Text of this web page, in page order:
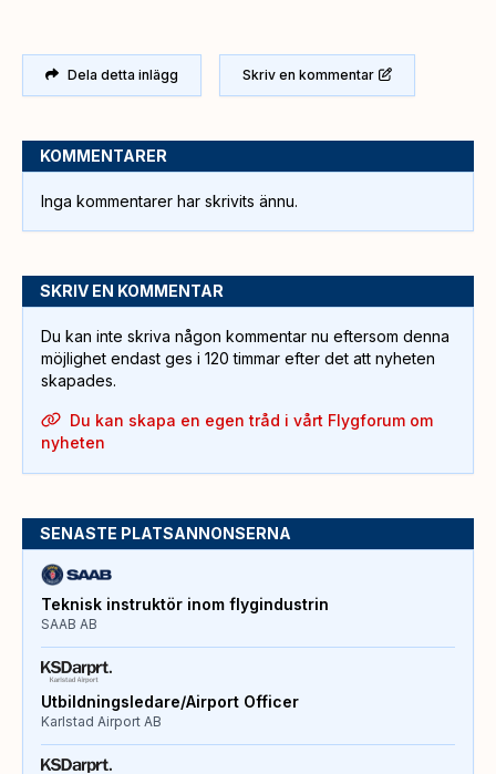
Dela detta inlägg Skriv en kommentar
KOMMENTARER
Inga kommentarer har skrivits ännu.
SKRIV EN KOMMENTAR
Du kan inte skriva någon kommentar nu eftersom denna
möjlighet endast ges i 120 timmar efter det att nyheten
skapades.
Du kan skapa en egen tråd i vårt Flygforum om
nyheten
SENASTE PLATSANNONSERNA
Teknisk instruktör inom flygindustrin
SAAB AB
Utbildningsledare/Airport Officer
Karlstad Airport AB